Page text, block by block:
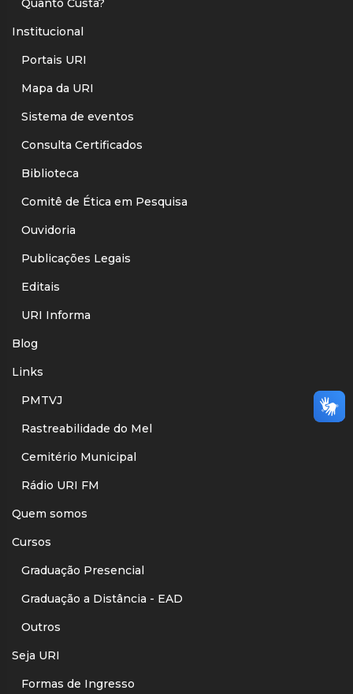
Quanto Custa?
Institucional
Portais URI
Mapa da URI
Sistema de eventos
Consulta Certificados
Biblioteca
Comitê de Ética em Pesquisa
Ouvidoria
Publicações Legais
Editais
URI Informa
Blog
Links
PMTVJ
Rastreabilidade do Mel
Cemitério Municipal
Rádio URI FM
Quem somos
Cursos
Graduação Presencial
Graduação a Distância - EAD
Outros
Seja URI
Formas de Ingresso